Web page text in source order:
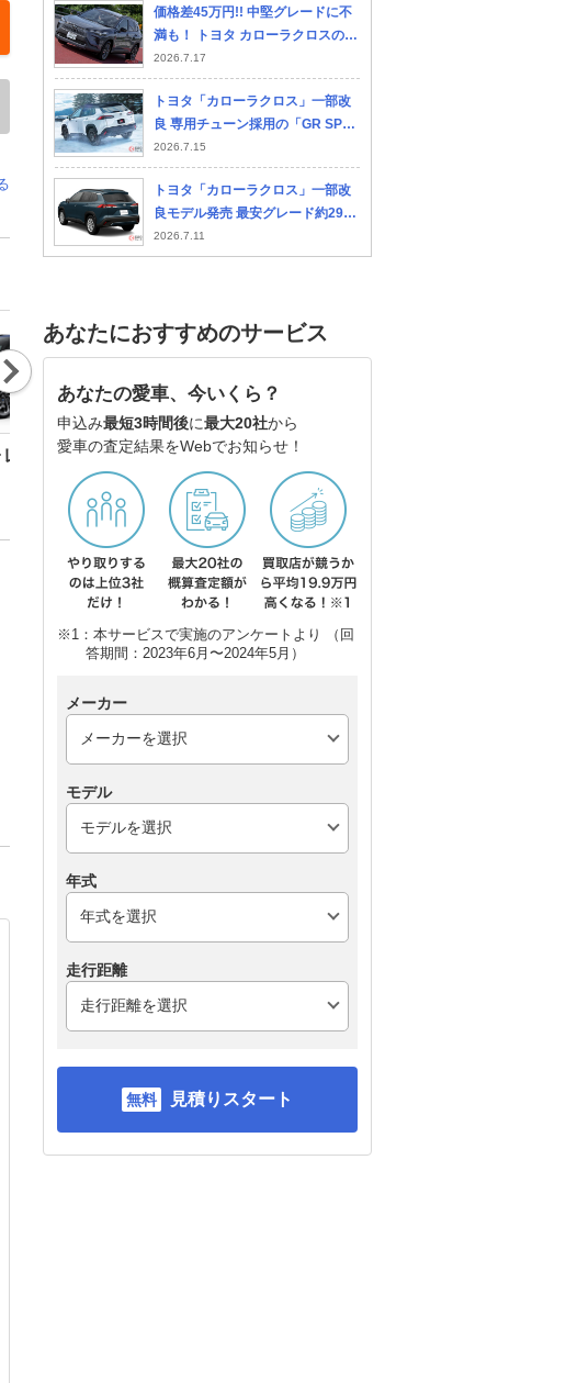
レスター マツダ CX-5
Nex
t
価格差45万円!! 中堅グレードに不
満も！ トヨタ カローラクロスの惜
しいポイントとは
2026.7.17
トヨタ「カローラクロス」一部改
良 専用チューン採用の「GR SPO
RT」に注目
2026.7.15
トヨタ「カローラクロス」一部改
良モデル発売 最安グレード約298
万円の仕様とは？
2026.7.11
あなたにおすすめのサービス
あなたの愛車、今いくら？
申込み最短3時間後に最大20社から
愛車の査定結果をWebでお知らせ！
※1：本サービスで実施のアンケートより （回
答期間：2023年6月〜2024年5月）
メーカー
モデル
年式
走行距離
見積りスタート